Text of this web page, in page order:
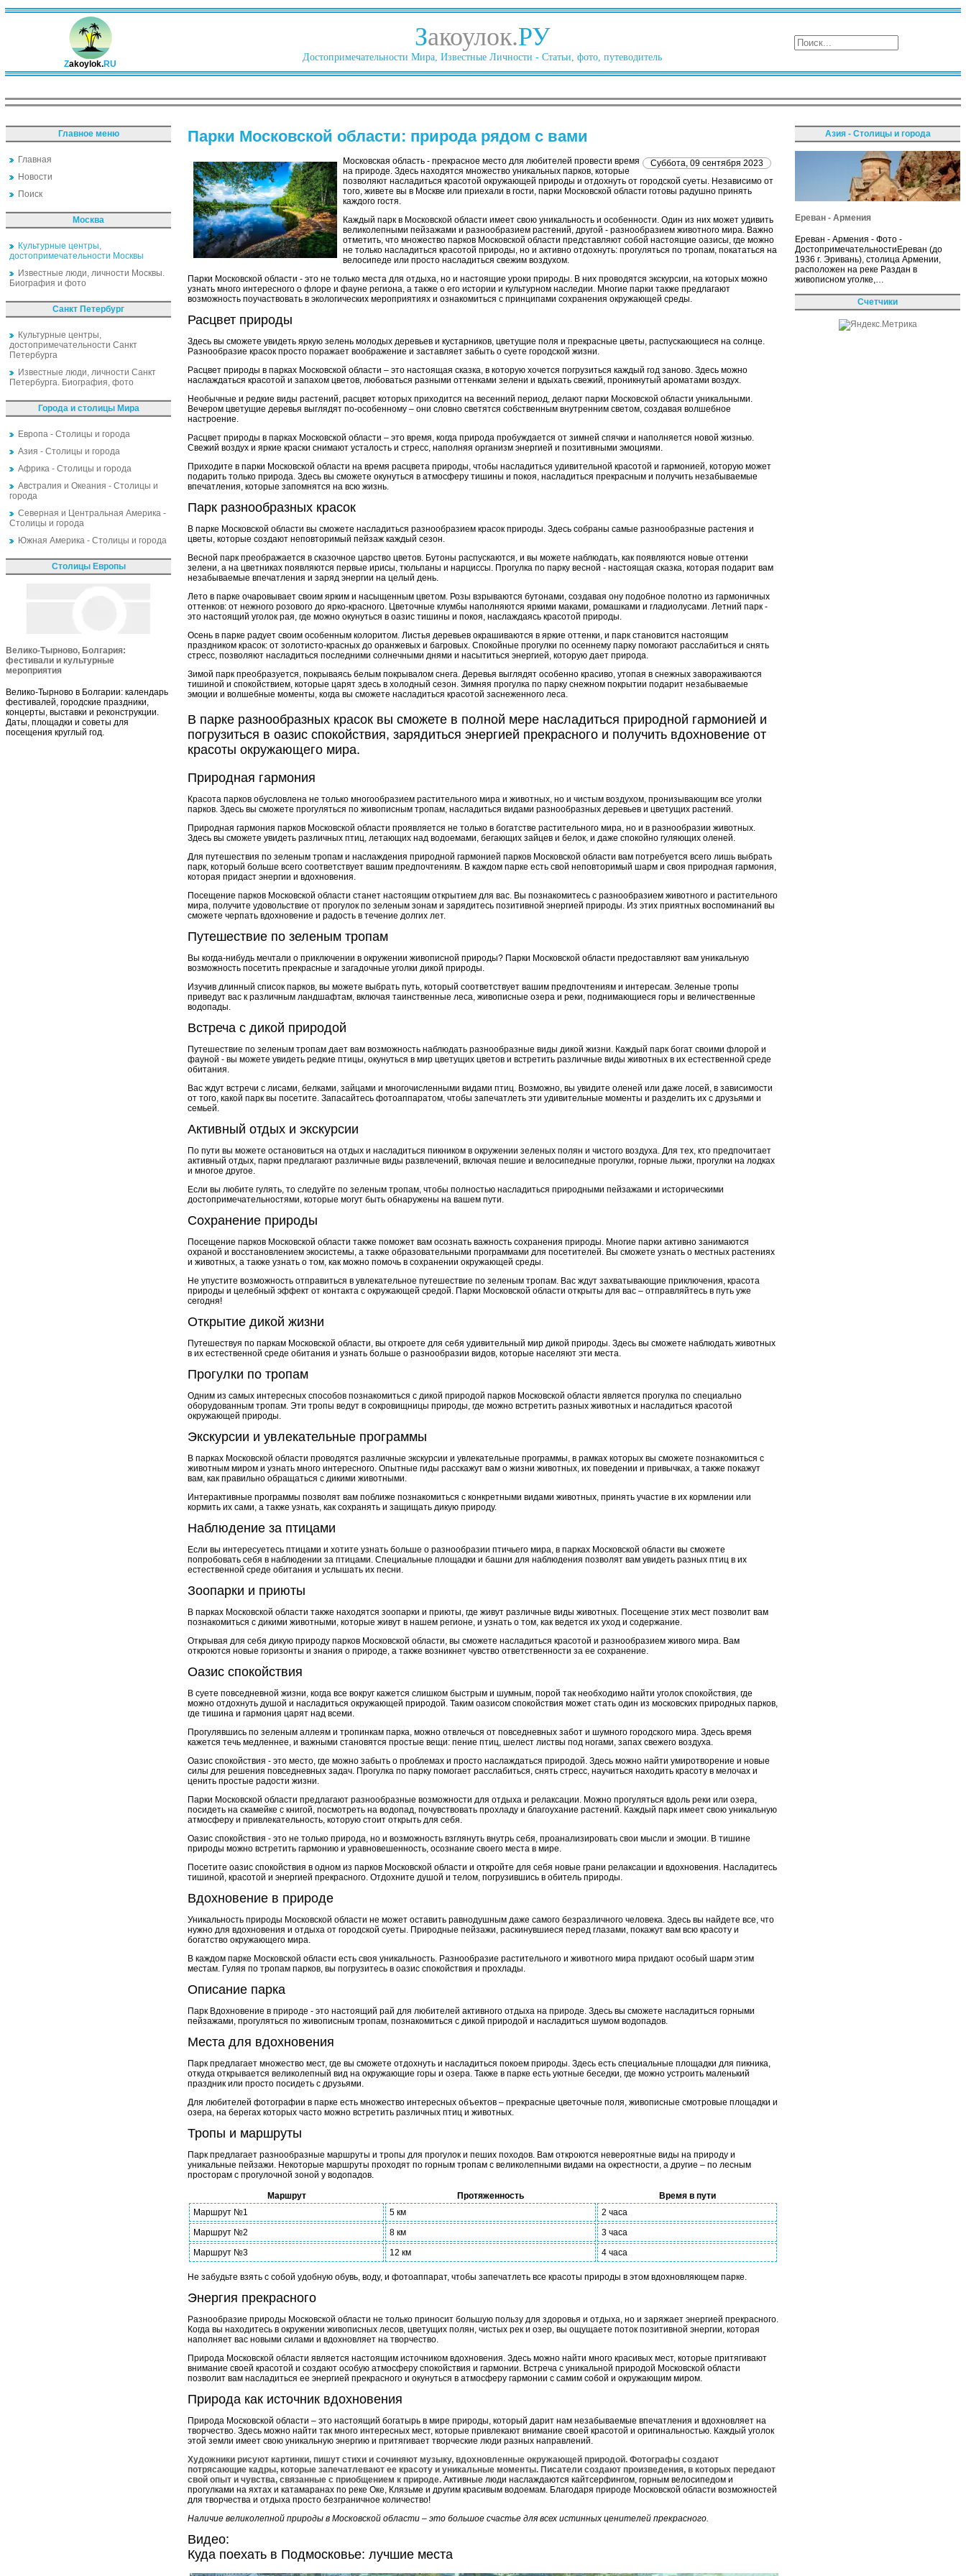
Zakoylok.RU
Закоулок.РУ
Достопримечательности Мира, Известные Личности - Статьи, фото, путеводитель
Главное меню
Главная
Новости
Поиск
Москва
Культурные центры,
достопримечательности Москвы
Известные люди, личности Москвы.
Биография и фото
Санкт Петербург
Культурные центры,
достопримечательности Санкт
Петербурга
Известные люди, личности Санкт
Петербурга. Биография, фото
Города и столицы Мира
Европа - Столицы и города
Азия - Столицы и города
Африка - Столицы и города
Австралия и Океания - Столицы и
города
Северная и Центральная Америка -
Столицы и города
Южная Америка - Столицы и города
Столицы Европы
Велико-Тырново, Болгария:
фестивали и культурные
мероприятия
Велико-Тырново в Болгарии: календарь
фестивалей, городские праздники,
концерты, выставки и реконструкции.
Даты, площадки и советы для
посещения круглый год.
Парки Московской области: природа рядом с вами
Суббота, 09 сентября 2023
Московская область - прекрасное место для любителей провести время
на природе. Здесь находятся множество уникальных парков, которые
позволяют насладиться красотой окружающей природы и отдохнуть от городской суеты. Независимо от
того, живете вы в Москве или приехали в гости, парки Московской области готовы радушно принять
каждого гостя.
Каждый парк в Московской области имеет свою уникальность и особенности. Один из них может удивить
великолепными пейзажами и разнообразием растений, другой - разнообразием животного мира. Важно
отметить, что множество парков Московской области представляют собой настоящие оазисы, где можно
не только насладиться красотой природы, но и активно отдохнуть: прогуляться по тропам, покататься на
велосипеде или просто насладиться свежим воздухом.
Парки Московской области - это не только места для отдыха, но и настоящие уроки природы. В них проводятся экскурсии, на которых можно
узнать много интересного о флоре и фауне региона, а также о его истории и культурном наследии. Многие парки также предлагают
возможность поучаствовать в экологических мероприятиях и ознакомиться с принципами сохранения окружающей среды.
Расцвет природы
Здесь вы сможете увидеть яркую зелень молодых деревьев и кустарников, цветущие поля и прекрасные цветы, распускающиеся на солнце.
Разнообразие красок просто поражает воображение и заставляет забыть о суете городской жизни.
Расцвет природы в парках Московской области – это настоящая сказка, в которую хочется погрузиться каждый год заново. Здесь можно
наслаждаться красотой и запахом цветов, любоваться разными оттенками зелени и вдыхать свежий, проникнутый ароматами воздух.
Необычные и редкие виды растений, расцвет которых приходится на весенний период, делают парки Московской области уникальными.
Вечером цветущие деревья выглядят по-особенному – они словно светятся собственным внутренним светом, создавая волшебное
настроение.
Расцвет природы в парках Московской области – это время, когда природа пробуждается от зимней спячки и наполняется новой жизнью.
Свежий воздух и яркие краски снимают усталость и стресс, наполняя организм энергией и позитивными эмоциями.
Приходите в парки Московской области на время расцвета природы, чтобы насладиться удивительной красотой и гармонией, которую может
подарить только природа. Здесь вы сможете окунуться в атмосферу тишины и покоя, насладиться прекрасным и получить незабываемые
впечатления, которые запомнятся на всю жизнь.
Парк разнообразных красок
В парке Московской области вы сможете насладиться разнообразием красок природы. Здесь собраны самые разнообразные растения и
цветы, которые создают неповторимый пейзаж каждый сезон.
Весной парк преображается в сказочное царство цветов. Бутоны распускаются, и вы можете наблюдать, как появляются новые оттенки
зелени, а на цветниках появляются первые ирисы, тюльпаны и нарциссы. Прогулка по парку весной - настоящая сказка, которая подарит вам
незабываемые впечатления и заряд энергии на целый день.
Лето в парке очаровывает своим ярким и насыщенным цветом. Розы взрываются бутонами, создавая ону подобное полотно из гармоничных
оттенков: от нежного розового до ярко-красного. Цветочные клумбы наполняются яркими маками, ромашками и гладиолусами. Летний парк -
это настоящий уголок рая, где можно окунуться в оазис тишины и покоя, наслаждаясь красотой природы.
Осень в парке радует своим особенным колоритом. Листья деревьев окрашиваются в яркие оттенки, и парк становится настоящим
праздником красок: от золотисто-красных до оранжевых и багровых. Спокойные прогулки по осеннему парку помогают расслабиться и снять
стресс, позволяют насладиться последними солнечными днями и насытиться энергией, которую дает природа.
Зимой парк преобразуется, покрываясь белым покрывалом снега. Деревья выглядят особенно красиво, утопая в снежных завораживаются
тишиной и спокойствием, которые царят здесь в холодный сезон. Зимняя прогулка по парку снежном покрытии подарит незабываемые
эмоции и волшебные моменты, когда вы сможете насладиться красотой заснеженного леса.
В парке разнообразных красок вы сможете в полной мере насладиться природной гармонией и
погрузиться в оазис спокойствия, зарядиться энергией прекрасного и получить вдохновение от
красоты окружающего мира.
Природная гармония
Красота парков обусловлена не только многообразием растительного мира и животных, но и чистым воздухом, пронизывающим все уголки
парков. Здесь вы сможете прогуляться по живописным тропам, насладиться видами разнообразных деревьев и цветущих растений.
Природная гармония парков Московской области проявляется не только в богатстве растительного мира, но и в разнообразии животных.
Здесь вы сможете увидеть различных птиц, летающих над водоемами, бегающих зайцев и белок, и даже спокойно гуляющих оленей.
Для путешествия по зеленым тропам и наслаждения природной гармонией парков Московской области вам потребуется всего лишь выбрать
парк, который больше всего соответствует вашим предпочтениям. В каждом парке есть свой неповторимый шарм и своя природная гармония,
которая придаст энергии и вдохновения.
Посещение парков Московской области станет настоящим открытием для вас. Вы познакомитесь с разнообразием животного и растительного
мира, получите удовольствие от прогулок по зеленым зонам и зарядитесь позитивной энергией природы. Из этих приятных воспоминаний вы
сможете черпать вдохновение и радость в течение долгих лет.
Путешествие по зеленым тропам
Вы когда-нибудь мечтали о приключении в окружении живописной природы? Парки Московской области предоставляют вам уникальную
возможность посетить прекрасные и загадочные уголки дикой природы.
Изучив длинный список парков, вы можете выбрать путь, который соответствует вашим предпочтениям и интересам. Зеленые тропы
приведут вас к различным ландшафтам, включая таинственные леса, живописные озера и реки, поднимающиеся горы и величественные
водопады.
Встреча с дикой природой
Путешествие по зеленым тропам дает вам возможность наблюдать разнообразные виды дикой жизни. Каждый парк богат своими флорой и
фауной - вы можете увидеть редкие птицы, окунуться в мир цветущих цветов и встретить различные виды животных в их естественной среде
обитания.
Вас ждут встречи с лисами, белками, зайцами и многочисленными видами птиц. Возможно, вы увидите оленей или даже лосей, в зависимости
от того, какой парк вы посетите. Запасайтесь фотоаппаратом, чтобы запечатлеть эти удивительные моменты и разделить их с друзьями и
семьей.
Активный отдых и экскурсии
По пути вы можете остановиться на отдых и насладиться пикником в окружении зеленых полян и чистого воздуха. Для тех, кто предпочитает
активный отдых, парки предлагают различные виды развлечений, включая пешие и велосипедные прогулки, горные лыжи, прогулки на лодках
и многое другое.
Если вы любите гулять, то следуйте по зеленым тропам, чтобы полностью насладиться природными пейзажами и историческими
достопримечательностями, которые могут быть обнаружены на вашем пути.
Сохранение природы
Посещение парков Московской области также поможет вам осознать важность сохранения природы. Многие парки активно занимаются
охраной и восстановлением экосистемы, а также образовательными программами для посетителей. Вы сможете узнать о местных растениях
и животных, а также узнать о том, как можно помочь в сохранении окружающей среды.
Не упустите возможность отправиться в увлекательное путешествие по зеленым тропам. Вас ждут захватывающие приключения, красота
природы и целебный эффект от контакта с окружающей средой. Парки Московской области открыты для вас – отправляйтесь в путь уже
сегодня!
Открытие дикой жизни
Путешествуя по паркам Московской области, вы откроете для себя удивительный мир дикой природы. Здесь вы сможете наблюдать животных
в их естественной среде обитания и узнать больше о разнообразии видов, которые населяют эти места.
Прогулки по тропам
Одним из самых интересных способов познакомиться с дикой природой парков Московской области является прогулка по специально
оборудованным тропам. Эти тропы ведут в сокровищницы природы, где можно встретить разных животных и насладиться красотой
окружающей природы.
Экскурсии и увлекательные программы
В парках Московской области проводятся различные экскурсии и увлекательные программы, в рамках которых вы сможете познакомиться с
животным миром и узнать много интересного. Опытные гиды расскажут вам о жизни животных, их поведении и привычках, а также покажут
вам, как правильно обращаться с дикими животными.
Интерактивные программы позволят вам поближе познакомиться с конкретными видами животных, принять участие в их кормлении или
кормить их сами, а также узнать, как сохранять и защищать дикую природу.
Наблюдение за птицами
Если вы интересуетесь птицами и хотите узнать больше о разнообразии птичьего мира, в парках Московской области вы сможете
попробовать себя в наблюдении за птицами. Специальные площадки и башни для наблюдения позволят вам увидеть разных птиц в их
естественной среде обитания и услышать их песни.
Зоопарки и приюты
В парках Московской области также находятся зоопарки и приюты, где живут различные виды животных. Посещение этих мест позволит вам
познакомиться с дикими животными, которые живут в нашем регионе, и узнать о том, как ведется их уход и содержание.
Открывая для себя дикую природу парков Московской области, вы сможете насладиться красотой и разнообразием живого мира. Вам
откроются новые горизонты и знания о природе, а также возникнет чувство ответственности за ее сохранение.
Оазис спокойствия
В суете повседневной жизни, когда все вокруг кажется слишком быстрым и шумным, порой так необходимо найти уголок спокойствия, где
можно отдохнуть душой и насладиться окружающей природой. Таким оазисом спокойствия может стать один из московских природных парков,
где тишина и гармония царят над всеми.
Прогулявшись по зеленым аллеям и тропинкам парка, можно отвлечься от повседневных забот и шумного городского мира. Здесь время
кажется течь медленнее, и важными становятся простые вещи: пение птиц, шелест листвы под ногами, запах свежего воздуха.
Оазис спокойствия - это место, где можно забыть о проблемах и просто наслаждаться природой. Здесь можно найти умиротворение и новые
силы для решения повседневных задач. Прогулка по парку помогает расслабиться, снять стресс, научиться находить красоту в мелочах и
ценить простые радости жизни.
Парки Московской области предлагают разнообразные возможности для отдыха и релаксации. Можно прогуляться вдоль реки или озера,
посидеть на скамейке с книгой, посмотреть на водопад, почувствовать прохладу и благоухание растений. Каждый парк имеет свою уникальную
атмосферу и привлекательность, которую стоит открыть для себя.
Оазис спокойствия - это не только природа, но и возможность взглянуть внутрь себя, проанализировать свои мысли и эмоции. В тишине
природы можно встретить гармонию и уравновешенность, осознание своего места в мире.
Посетите оазис спокойствия в одном из парков Московской области и откройте для себя новые грани релаксации и вдохновения. Насладитесь
тишиной, красотой и энергией прекрасного. Отдохните душой и телом, погрузившись в обитель природы.
Вдохновение в природе
Уникальность природы Московской области не может оставить равнодушным даже самого безразличного человека. Здесь вы найдете все, что
нужно для вдохновения и отдыха от городской суеты. Природные пейзажи, раскинувшиеся перед глазами, покажут вам всю красоту и
богатство окружающего мира.
В каждом парке Московской области есть своя уникальность. Разнообразие растительного и животного мира придают особый шарм этим
местам. Гуляя по тропам парков, вы погрузитесь в оазис спокойствия и прохлады.
Описание парка
Парк Вдохновение в природе - это настоящий рай для любителей активного отдыха на природе. Здесь вы сможете насладиться горными
пейзажами, прогуляться по живописным тропам, познакомиться с дикой природой и насладиться шумом водопадов.
Места для вдохновения
Парк предлагает множество мест, где вы сможете отдохнуть и насладиться покоем природы. Здесь есть специальные площадки для пикника,
откуда открывается великолепный вид на окружающие горы и озера. Также в парке есть уютные беседки, где можно устроить маленький
праздник или просто посидеть с друзьями.
Для любителей фотографии в парке есть множество интересных объектов – прекрасные цветочные поля, живописные смотровые площадки и
озера, на берегах которых часто можно встретить различных птиц и животных.
Тропы и маршруты
Парк предлагает разнообразные маршруты и тропы для прогулок и пеших походов. Вам откроются невероятные виды на природу и
уникальные пейзажи. Некоторые маршруты проходят по горным тропам с великолепными видами на окрестности, а другие – по лесным
просторам с прогулочной зоной у водопадов.
Маршрут Протяженность
Время в пути
Маршрут №1
5 км
2 часа
Маршрут №2
8 км
3 часа
Маршрут №3
12 км 4 часа
Не забудьте взять с собой удобную обувь, воду, и фотоаппарат, чтобы запечатлеть все красоты природы в этом вдохновляющем парке.
Энергия прекрасного
Разнообразие природы Московской области не только приносит большую пользу для здоровья и отдыха, но и заряжает энергией прекрасного.
Когда вы находитесь в окружении живописных лесов, цветущих полян, чистых рек и озер, вы ощущаете поток позитивной энергии, которая
наполняет вас новыми силами и вдохновляет на творчество.
Природа Московской области является настоящим источником вдохновения. Здесь можно найти много красивых мест, которые притягивают
внимание своей красотой и создают особую атмосферу спокойствия и гармонии. Встреча с уникальной природой Московской области
позволит вам насладиться ее энергией прекрасного и окунуться в атмосферу гармонии с самим собой и окружающим миром.
Природа как источник вдохновения
Природа Московской области – это настоящий богатырь в мире природы, который дарит нам незабываемые впечатления и вдохновляет на
творчество. Здесь можно найти так много интересных мест, которые привлекают внимание своей красотой и оригинальностью. Каждый уголок
этой земли имеет свою уникальную энергию и притягивает творческие люди разных направлений.
Художники рисуют картинки, пишут стихи и сочиняют музыку, вдохновленные окружающей природой. Фотографы создают
потрясающие кадры, которые запечатлевают ее красоту и уникальные моменты. Писатели создают произведения, в которых передают
свой опыт и чувства, связанные с приобщением к природе. Активные люди наслаждаются кайтсерфингом, горным велосипедом и
прогулками на яхтах и катамаранах по реке Оке, Клязьме и другим красивым водоемам. Благодаря природе Московской области возможностей
для творчества и отдыха просто безграничное количество!
Наличие великолепной природы в Московской области – это большое счастье для всех истинных ценителей прекрасного.
Видео:
Куда поехать в Подмосковье: лучшие места
Азия - Столицы и города
Ереван - Армения
Ереван - Армения - Фото -
ДостопримечательностиЕреван (до
1936 г. Эривань), столица Армении,
расположен на реке Раздан в
живописном уголке,…
Счетчики